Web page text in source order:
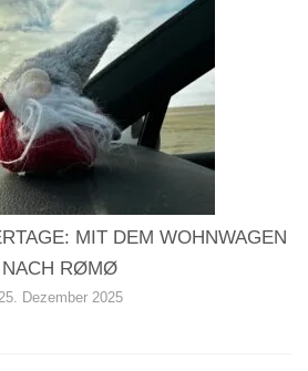
MIT DEM WOHNWAGEN
NACH RØMØ
Dezember 2025